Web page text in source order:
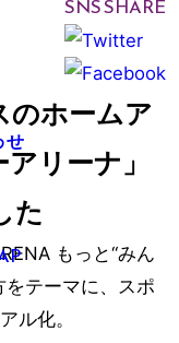
せ
SNS SHARE
のホームア
リーナ」
た
もっと“みん
をテーマに、スポ
ル化。